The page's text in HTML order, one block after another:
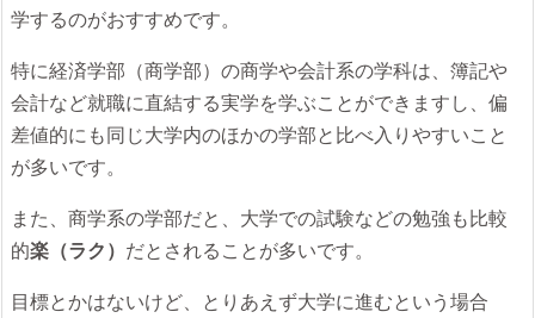
学するのがおすすめです。
特に経済学部（商学部）の商学や会計系の学科は、簿記や
会計など就職に直結する実学を学ぶことができますし、偏
差値的にも同じ大学内のほかの学部と比べ入りやすいこと
が多いです。
また、商学系の学部だと、大学での試験などの勉強も比較
的楽（ラク） だとされることが多いです。
目標とかはないけど、とりあえず大学に進むという場合